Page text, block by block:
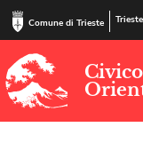
Comune di Trieste